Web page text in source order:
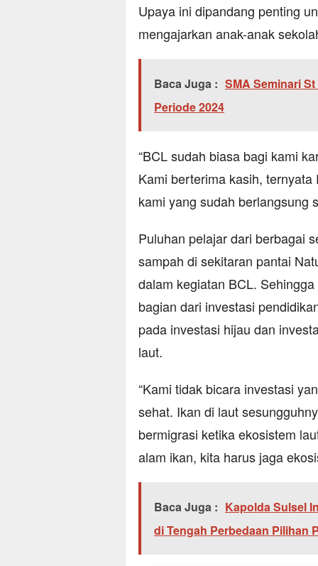
Upaya ini dipandang penting
mengajarkan anak-anak
Baca Juga : SMA Seminari
Periode 2024
“BCL sudah biasa bagi kami
Kami berterima kasih,
kami yang sudah berlangsung
Puluhan pelajar dari berbagai
sampah di sekitaran pantai
dalam kegiatan BCL.
bagian dari investasi
pada investasi hijau dan
laut.
“Kami tidak bicara investasi
sehat. Ikan di laut
bermigrasi ketika ekosistem
alam ikan, kita harus jaga
Baca Juga : Kapolda Sulsel
di Tengah Perbedaan Pilihan